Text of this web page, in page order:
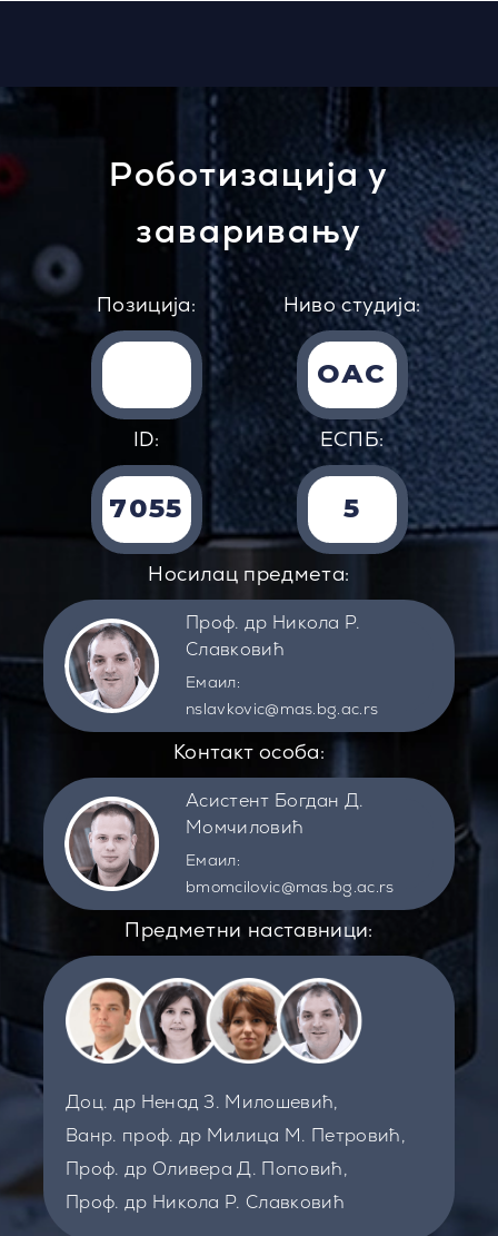
Роботизација у
заваривању
Позиција: Ниво студија:
ОАС
ID:
7055
EСПБ:
5
Носилац предмета:
Проф. др Никола Р.
Славковић
Емаил:
nslavkovic@mas.bg.ac.rs
Контакт особа:
Асистент Богдан Д.
Момчиловић
Емаил:
bmomcilovic@mas.bg.ac.rs
Предметни наставници:
Доц. др Ненад З. Милошевић,
Ванр. проф. др Милица М. Петровић,
Проф. др Оливера Д. Поповић,
Проф. др Никола Р. Славковић